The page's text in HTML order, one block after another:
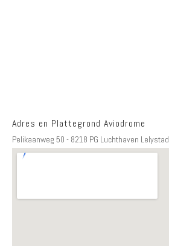
Adres en Plattegrond Aviodrome
Pelikaanweg 50 - 8218 PG Luchthaven Lelystad